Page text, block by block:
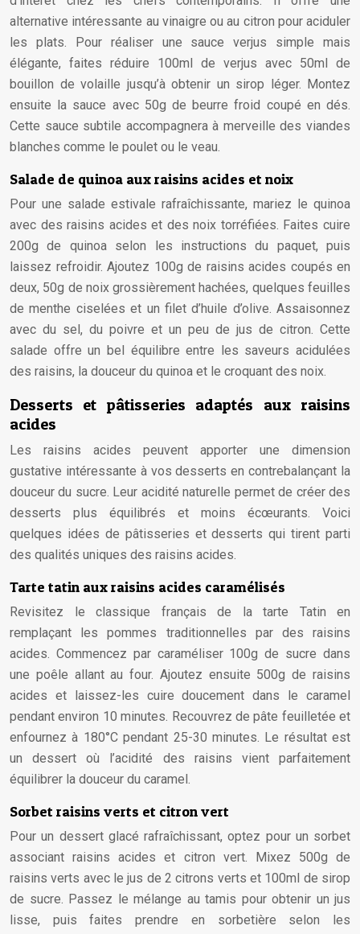
alternative intéressante au vinaigre ou au citron pour aciduler
les plats. Pour réaliser une sauce verjus simple mais
élégante, faites réduire 100ml de verjus avec 50ml de
bouillon de volaille jusqu’à obtenir un sirop léger. Montez
ensuite la sauce avec 50g de beurre froid coupé en dés.
Cette sauce subtile accompagnera à merveille des viandes
blanches comme le poulet ou le veau.
Salade de quinoa aux raisins acides et noix
Pour une salade estivale rafraîchissante, mariez le quinoa
avec des raisins acides et des noix torréfiées. Faites cuire
200g de quinoa selon les instructions du paquet, puis
laissez refroidir. Ajoutez 100g de raisins acides coupés en
deux, 50g de noix grossièrement hachées, quelques feuilles
de menthe ciselées et un filet d’huile d’olive. Assaisonnez
avec du sel, du poivre et un peu de jus de citron. Cette
salade offre un bel équilibre entre les saveurs acidulées
des raisins, la douceur du quinoa et le croquant des noix.
Desserts et pâtisseries adaptés aux raisins
acides
Les raisins acides peuvent apporter une dimension
gustative intéressante à vos desserts en contrebalançant la
douceur du sucre. Leur acidité naturelle permet de créer des
desserts plus équilibrés et moins écœurants. Voici
quelques idées de pâtisseries et desserts qui tirent parti
des qualités uniques des raisins acides.
Tarte tatin aux raisins acides caramélisés
Revisitez le classique français de la tarte Tatin en
remplaçant les pommes traditionnelles par des raisins
acides. Commencez par caraméliser 100g de sucre dans
une poêle allant au four. Ajoutez ensuite 500g de raisins
acides et laissez-les cuire doucement dans le caramel
pendant environ 10 minutes. Recouvrez de pâte feuilletée et
enfournez à 180°C pendant 25-30 minutes. Le résultat est
un dessert où l’acidité des raisins vient parfaitement
équilibrer la douceur du caramel.
Sorbet raisins verts et citron vert
Pour un dessert glacé rafraîchissant, optez pour un sorbet
associant raisins acides et citron vert. Mixez 500g de
raisins verts avec le jus de 2 citrons verts et 100ml de sirop
de sucre. Passez le mélange au tamis pour obtenir un jus
lisse, puis faites prendre en sorbetière selon les